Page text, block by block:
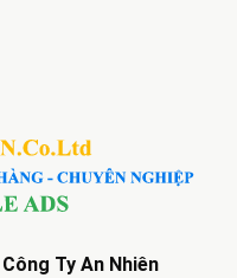
Công Ty An Nhiên